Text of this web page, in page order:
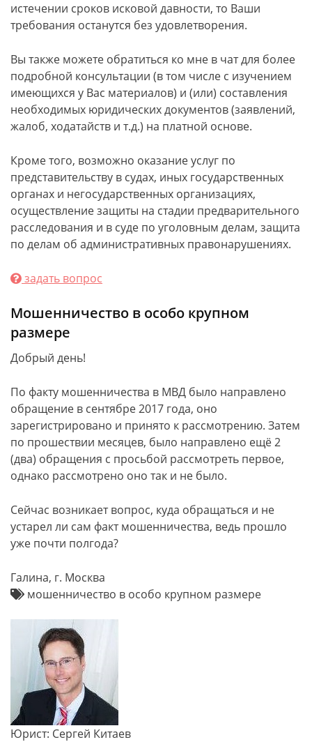
истечении сроков исковой давности, то Ваши
требования останутся без удовлетворения.
Вы также можете обратиться ко мне в чат для более
подробной консультации (в том числе с изучением
имеющихся у Вас материалов) и (или) составления
необходимых юридических документов (заявлений,
жалоб, ходатайств и т.д.) на платной основе.
Кроме того, возможно оказание услуг по
представительству в судах, иных государственных
органах и негосударственных организациях,
осуществление защиты на стадии предварительного
расследования и в суде по уголовным делам, защита
по делам об административных правонарушениях.
задать вопрос
Мошенничество в особо крупном
размере
Добрый день!
По факту мошенничества в МВД было направлено
обращение в сентябре 2017 года, оно
зарегистрировано и принято к рассмотрению. Затем
по прошествии месяцев, было направлено ещё 2
(два) обращения с просьбой рассмотреть первое,
однако рассмотрено оно так и не было.
Сейчас возникает вопрос, куда обращаться и не
устарел ли сам факт мошенничества, ведь прошло
уже почти полгода?
Галина, г. Москва
мошенничество в особо крупном размере
Юрист: Сергей Китаев